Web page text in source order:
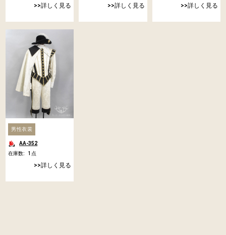
詳しく見る 詳しく見る 詳しく見る
男性衣裳
AA-352
在庫数:
1 点
詳しく見る